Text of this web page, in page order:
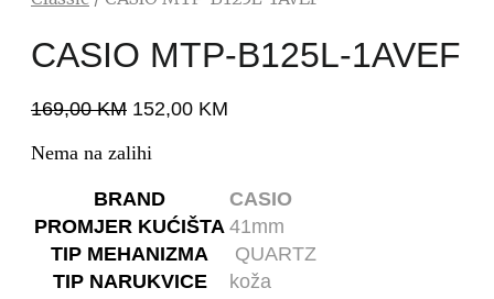
CASIO MTP-B125L-1AVEF
169,00KM 152,00 KM
Nema na zalihi
BRAND
CASIO
PROMJER KUĆIŠTA 41mm
TIP MEHANIZMA
QUARTZ
TIP NARUKVICE
koža